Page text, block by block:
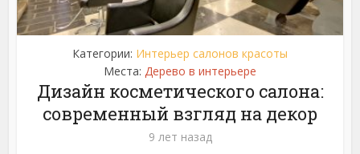
Категории: Интерьер салонов красоты
Места: Дерево в интерьере
Дизайн косметического салона:
современный взгляд на декор
9 лет назад